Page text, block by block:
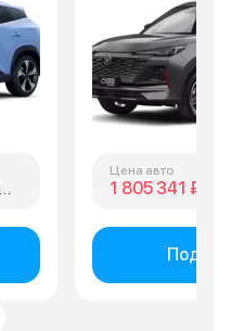
Цена авто
1 805 341 ₽